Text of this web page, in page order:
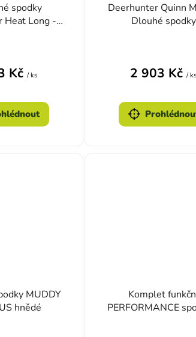
spodky
Heat Long -
Kč/ ks
Deerhunter Quinn
Dlouhé spodky
2 903 Kč/ ks
MUDDY
hnědé
Komplet
PERFORMANCE